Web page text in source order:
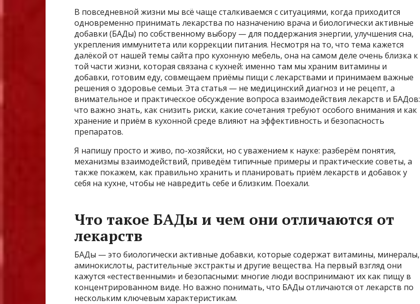
В повседневной жизни мы всё чаще сталкиваемся с ситуациями, когда приходится
одновременно принимать лекарства по назначению врача и биологически активные
добавки (БАДы) по собственному выбору — для поддержания энергии, улучшения сна,
укрепления иммунитета или коррекции питания. Несмотря на то, что тема кажется
далёкой от нашей темы сайта про кухонную мебель, она на самом деле очень близка к
той части жизни, которая связана с кухней: именно там мы храним витамины и
добавки, готовим еду, совмещаем приёмы пищи с лекарствами и принимаем важные
решения о здоровье семьи. Эта статья — не медицинский диагноз и не рецепт, а
внимательное и практическое обсуждение вопроса взаимодействия лекарств и БАДов:
что важно знать, как снизить риски, какие сочетания требуют особого внимания и как
хранение и приём в кухонной среде влияют на эффективность и безопасность
препаратов.
Я напишу просто и живо, по-хозяйски, но с уважением к науке: разберём понятия,
механизмы взаимодействий, приведём типичные примеры и практические советы, а
также покажем, как правильно хранить и планировать приём лекарств и добавок у
себя на кухне, чтобы не навредить себе и близким. Поехали.
Что такое БАДы и чем они отличаются от
лекарств
БАДы — это биологически активные добавки, которые содержат витамины, минералы,
аминокислоты, растительные экстракты и другие вещества. На первый взгляд они
кажутся «естественными» и безопасными: многие люди воспринимают их как пищу в
концентрированном виде. Но важно понимать, что БАДы отличаются от лекарств по
нескольким ключевым характеристикам.